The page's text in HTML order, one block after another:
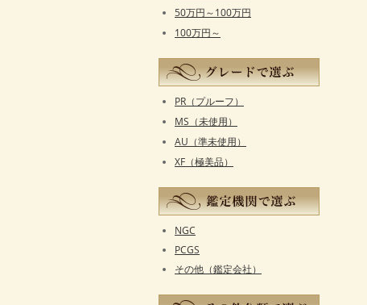
50万円～100万円
100万円～
PR（プルーフ）
MS（未使用）
AU（準未使用）
XF（極美品）
NGC
PCGS
その他（鑑定会社）